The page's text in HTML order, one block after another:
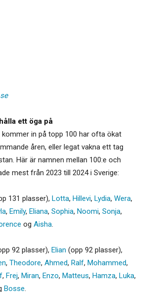
ett öga på
in på topp 100 har ofta ökat
åren, eller legat vakna ett tag
Här är namnen mellan 100:e och
mest från 2023 till 2024 i Sverige:
131 plasser), Lotta, Hillevi, Lydia, Wera,
, Emily, Eliana, Sophia, Noomi, Sonja,
og Aisha.
92 plasser), Elian (opp 92 plasser),
, Theodore, Ahmed, Ralf, Mohammed,
, Frej, Miran, Enzo, Matteus, Hamza, Luka,
Bosse.